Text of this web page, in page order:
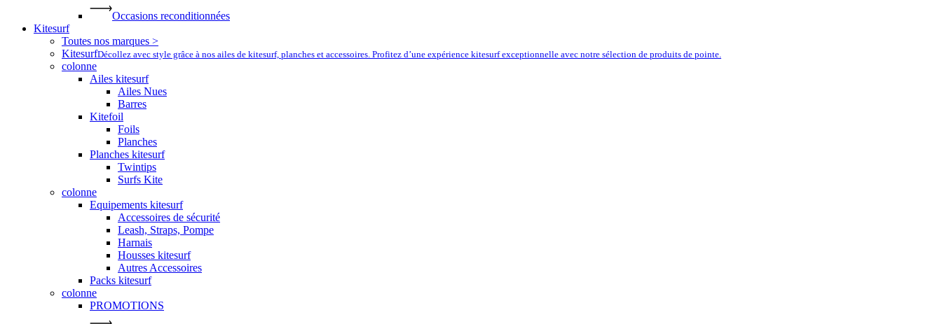
Occasions reconditionnées
Kitesurf
Toutes nos marques >
KitesurfDécollez avec style grâce à nos ailes de kitesurf, planches et accessoires. Profitez d’une expérience kitesurf exceptionnelle avec notre sélection de produits de pointe.
colonne
Ailes kitesurf
Ailes Nues
Barres
Kitefoil
Foils
Planches
Planches kitesurf
Twintips
Surfs Kite
colonne
Equipements kitesurf
Accessoires de sécurité
Leash, Straps, Pompe
Harnais
Housses kitesurf
Autres Accessoires
Packs kitesurf
colonne
PROMOTIONS